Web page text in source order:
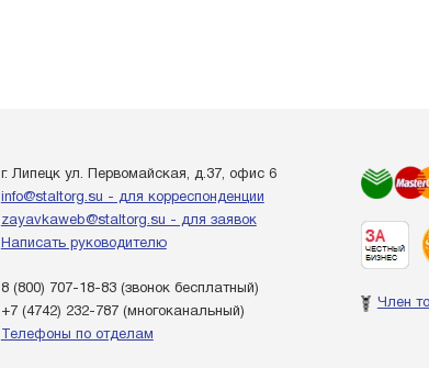
г. Липецк ул. Первомайская, д.37, офис 6
info@staltorg.su - для корреспонденции
zayavkaweb@staltorg.su - для заявок
Написать руководителю
8 (800) 707-18-83(звонок бесплатный)
+7 (4742) 232-787(многоканальный)
Телефоны по отделам
Член